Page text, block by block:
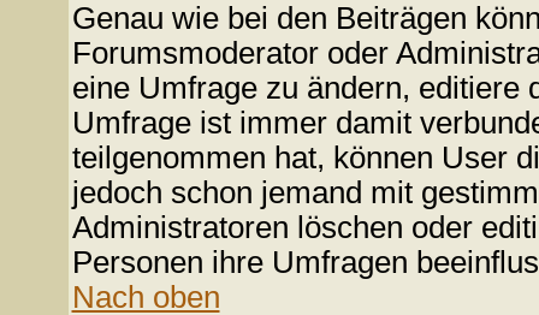
Genau wie bei den Beiträgen
Forumsmoderator oder
eine Umfrage zu ändern, editiere
Umfrage ist immer damit
teilgenommen hat, können User
jedoch schon jemand mit
Administratoren löschen oder
Personen ihre Umfragen
Nach oben